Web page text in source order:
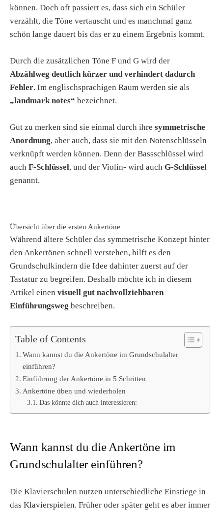
können. Doch oft passiert es, dass sich ein Schüler
verzählt, die Töne vertauscht und es manchmal ganz
schön lange dauert bis das er zu einem Ergebnis kommt.
Durch die zusätzlichen Töne F und G wird der
Abzählweg deutlich kürzer und verhindert dadurch
Fehler. Im englischsprachigen Raum werden sie als
„landmark notes“ bezeichnet.
Gut zu merken sind sie einmal durch ihre symmetrische
Anordnung, aber auch, dass sie mit den Notenschlüsseln
verknüpft werden können. Denn der Bassschlüssel wird
auch F-Schlüssel, und der Violin- wird auch G-Schlüssel
genannt.
Übersicht über die ersten Ankertöne
Während ältere Schüler das symmetrische Konzept hinter
den Ankertönen schnell verstehen, hilft es den
Grundschulkindern die Idee dahinter zuerst auf der
Tastatur zu begreifen. Deshalb möchte ich in diesem
Artikel einen visuell gut nachvollziehbaren
Einführungsweg beschreiben.
Table of Contents
Wann kannst du die Ankertöne im Grundschulalter
einführen?
Einführung der Ankertöne in 5 Schritten
Ankertöne üben und wiederholen
Das könnte dich auch interessieren:
Wann kannst du die Ankertöne im
Grundschulalter einführen?
Die Klavierschulen nutzen unterschiedliche Einstiege in
das Klavierspielen. Früher oder später geht es aber immer